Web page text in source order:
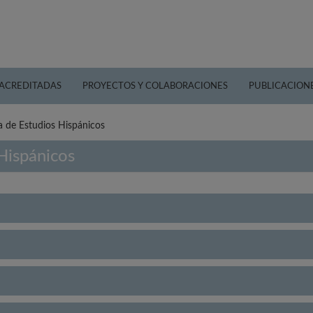
PROYECTOS Y COLABORACIONES
de Estudios Hispánicos